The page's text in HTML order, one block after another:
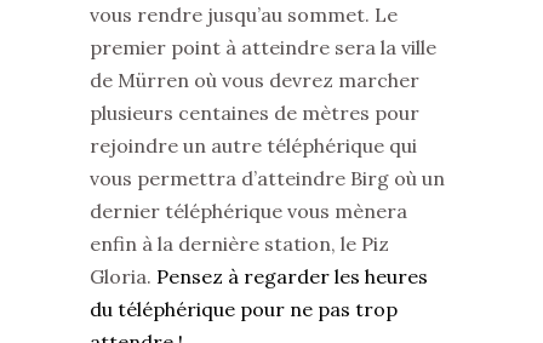
vous rendre jusqu’au sommet. Le
premier point à atteindre sera la ville
de Mürren où vous devrez marcher
plusieurs centaines de mètres pour
rejoindre un autre téléphérique qui
vous permettra d’atteindre Birg où un
dernier téléphérique vous mènera
enfin à la dernière station, le Piz
Gloria. Pensez à regarder les heures
du téléphérique pour ne pas trop